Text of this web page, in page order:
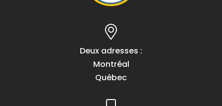
Deux adresses :
Montréal
Québec